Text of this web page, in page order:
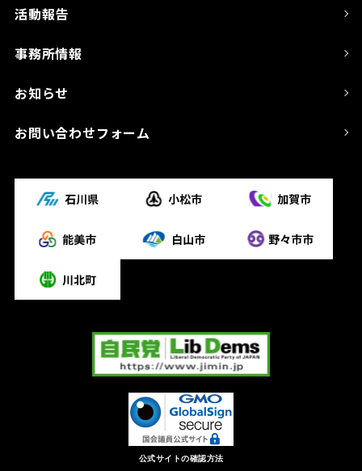
活動報告
事務所情報
お知らせ
お問い合わせフォーム
公式サイトの確認方法